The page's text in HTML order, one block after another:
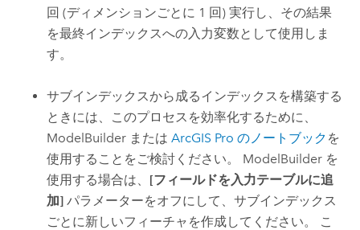
回 (ディメンションごとに 1 回) 実行し、その結果
を最終インデックスへの入力変数として使用しま
す。
サブインデックスから成るインデックスを構築する
ときには、このプロセスを効率化するために、
ModelBuilder またはArcGIS Pro のノートブック を
使用することをご検討ください。 ModelBuilder を
使用する場合は、 [フィールドを入力テーブルに追
加] パラメーターをオフにして、サブインデックス
ごとに新しいフィーチャを作成してください。 こ